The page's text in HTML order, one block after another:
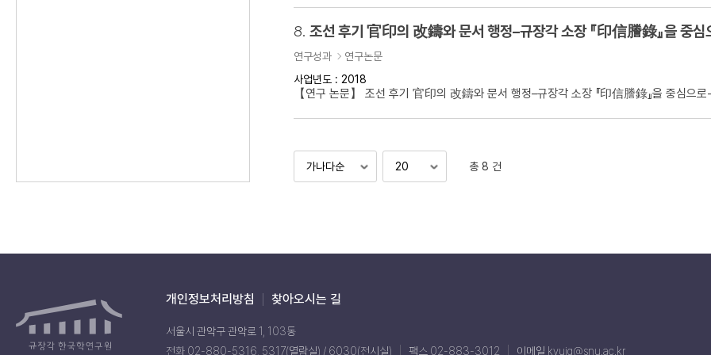
8. 조선 후기 官印의 改鑄와 문서 행정–규장각 소장 『印信謄錄』을 중심
연구성과
연구논문
사업년도 : 2018
【연구 논문】 조선 후기 官印의 改鑄와 문서 행정–규장각 소장 『印信謄錄』을 중심으
총 8 건
개인정보처리방침 찾아오시는 길
서울시 관악구 관악로 1, 103동
전화 02-880-5316, 5317(열람실) / 6030(전시실)
팩스 02-883-3012 이메일 kyujg@snu.ac.kr